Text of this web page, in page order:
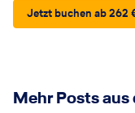
Jetzt buchen ab 262
Mehr Posts